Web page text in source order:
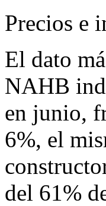
Precios e
El dato
NAHB
en junio,
6%, el
del 61%